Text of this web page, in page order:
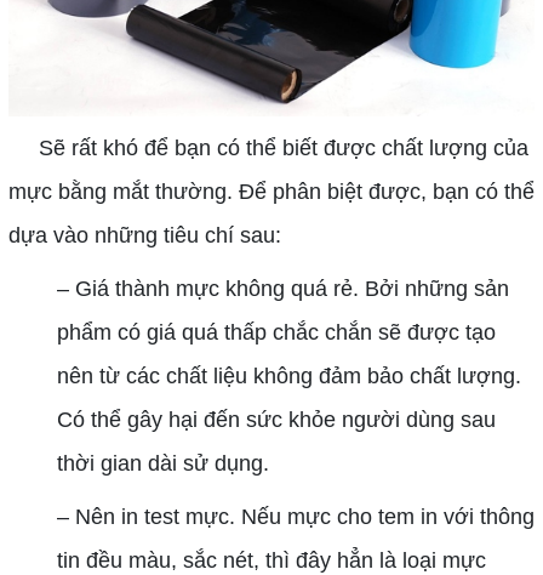
Sẽ rất khó để bạn có thể biết được chất lượng của
mực bằng mắt thường. Để phân biệt được, bạn có thể
dựa vào những tiêu chí sau:
– Giá thành mực không quá rẻ. Bởi những sản
phẩm có giá quá thấp chắc chắn sẽ được tạo
nên từ các chất liệu không đảm bảo chất lượng.
Có thể gây hại đến sức khỏe người dùng sau
thời gian dài sử dụng.
– Nên in test mực. Nếu mực cho tem in với thông
tin đều màu, sắc nét, thì đây hẳn là loại mực